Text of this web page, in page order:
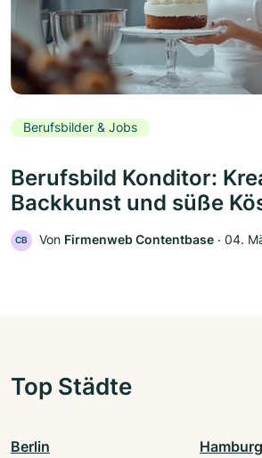
Berufsbilder & Jobs
Berufsbild Konditor:
Backkunst und süße
CB Von Firmenweb Contentbase ‧ 04.
Top Städte
Berlin Hamburg